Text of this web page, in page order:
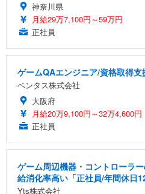
神奈川県
月給29万7,100円～59万円
正社員
ゲームQAエンジニア/資格取得
ベンタス株式会社
大阪府
月給20万9,100円～32万4,600円
正社員
ゲーム周辺機器・コントローラ
給消化率高い「正社員/年間休日
Yts株式会社